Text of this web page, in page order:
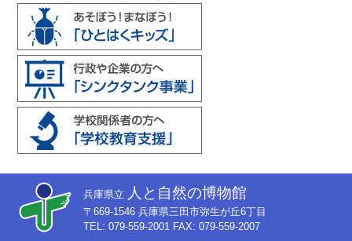
兵庫県立 人と自然の博物館
〒669-1546 兵庫県三田市弥生が丘6丁目
TEL: 079-559-2001 FAX: 079-559-2007